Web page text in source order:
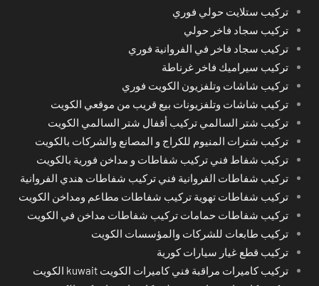
تركيب ستلايت حولي فوري
تركيب سجاد فاخر حولي
تركيب سجاد فاخر في الفروانية فوري
تركيب سيراميك فاخر غرناطة
تركيب شاشات وتلفزيون الكويت فوري
تركيب شاشات وتلفزيونات بيع قريب من موقعي الكويت
تركيب شتر السالمي تركيب أقفال شتر السالمي الكويت
تركيب شترات المنيوم للكراج و المصانع والشركات بالكويت
تركيب شفاط فني تركيب شفاطات و مداخن فورية بالكويت
تركيب شفاطات الفروانية فني تركيب شفاطات هندي الفروانية
تركيب شفاطات تهوية تركيب شفاطات مطاعم ومداخن الكويت
تركيب شفاطات حمامات تركيب شفاطات مداخن في الكويت
تركيب طابعات للشركات والمؤسسات الكويت
تركيب قطع غيار سيارات كورية
تركيب كاميرات مراقبة فني كاميرات الكويت kuwait الكويت